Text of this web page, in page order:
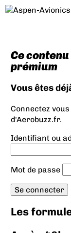
Ce
prémium
Vous êtes
Connectez
d'Aerobuzz.fr.
Identifiant ou
Mot de passe
Les